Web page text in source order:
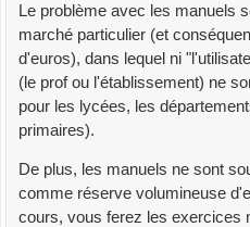
Le problème avec les manuels
marché particulier (et
d'euros), dans lequel ni
(le prof ou l'établissement) ne
pour les lycées, les
primaires).
De plus, les manuels ne sont
comme réserve volumineuse
cours, vous ferez les exercices